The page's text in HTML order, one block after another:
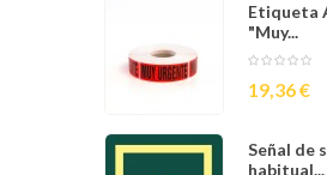
Etiqueta
"Muy...
Precio
19,36 €
Señal de
habitual...